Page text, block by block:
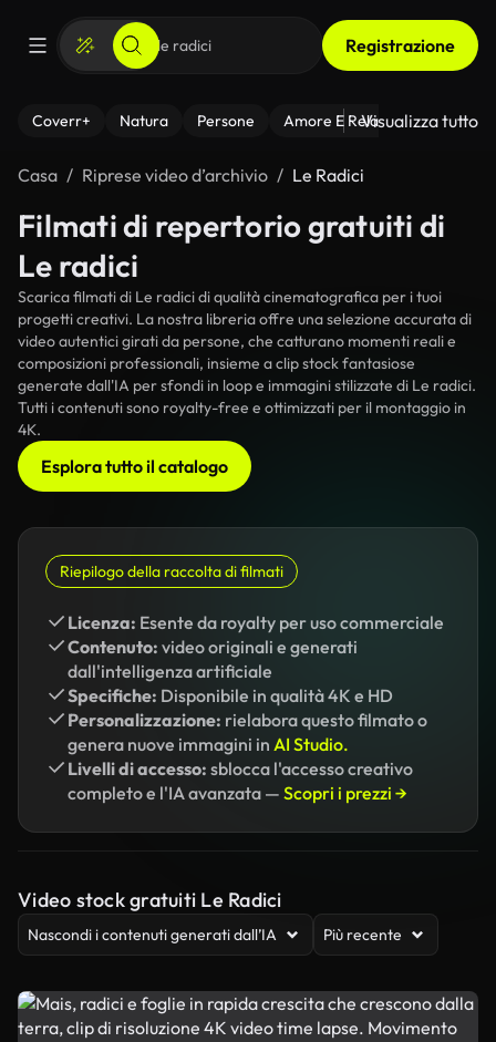
Registrazione
Coverr+ Natura Persone Amore E Relazioni Il
Visualizza tutto
Casa Riprese video d’archivio Le Radici
Filmati di repertorio gratuiti di
Le radici
Scarica filmati di Le radici di qualità cinematografica per i tuoi
progetti creativi. La nostra libreria offre una selezione accurata di
video autentici girati da persone, che catturano momenti reali e
composizioni professionali, insieme a clip stock fantasiose
generate dall'IA per sfondi in loop e immagini stilizzate di Le radici.
Tutti i contenuti sono royalty-free e ottimizzati per il montaggio in
4K.
Esplora tutto il catalogo
Riepilogo della raccolta di filmati
Licenza: Esente da royalty per uso commerciale
Contenuto: video originali e generati
dall'intelligenza artificiale
Specifiche: Disponibile in qualità 4K e HD
Personalizzazione: rielabora questo filmato o
genera nuove immagini in AI Studio.
Livelli di accesso: sblocca l'accesso creativo
completo e l'IA avanzata — Scopri i prezzi →
Video stock gratuiti Le Radici
Nascondi i contenuti generati dall’IA Più recente